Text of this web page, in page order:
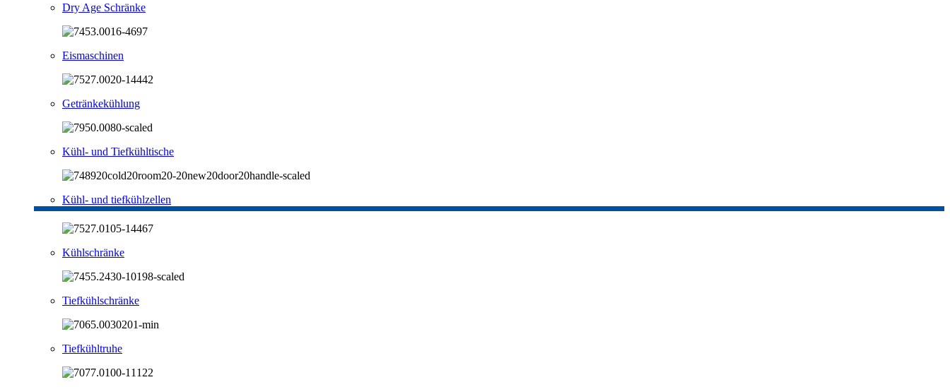
Dry Age Schränke
Eismaschinen
Getränkekühlung
Kühl- und Tiefkühltische
Kühl- und tiefkühlzellen
Kühlschränke
Tiefkühlschränke
Tiefkühltruhe